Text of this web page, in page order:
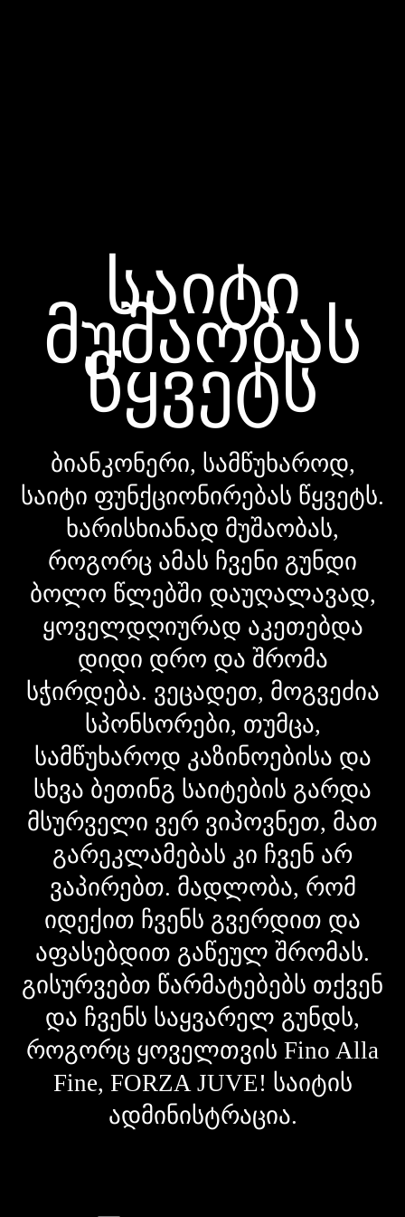
საიტი
მუშაობას
წყვეტს
ბიანკონერი, სამწუხაროდ,
საიტი ფუნქციონირებას წყვეტს.
ხარისხიანად მუშაობას,
როგორც ამას ჩვენი გუნდი
ბოლო წლებში დაუღალავად,
ყოველდღიურად აკეთებდა
დიდი დრო და შრომა
სჭირდება. ვეცადეთ, მოგვეძია
სპონსორები, თუმცა,
სამწუხაროდ კაზინოებისა და
სხვა ბეთინგ საიტების გარდა
მსურველი ვერ ვიპოვნეთ, მათ
გარეკლამებას კი ჩვენ არ
ვაპირებთ. მადლობა, რომ
იდექით ჩვენს გვერდით და
აფასებდით გაწეულ შრომას.
გისურვებთ წარმატებებს თქვენ
და ჩვენს საყვარელ გუნდს,
როგორც ყოველთვის Fino Alla
Fine, FORZA JUVE! საიტის
ადმინისტრაცია.